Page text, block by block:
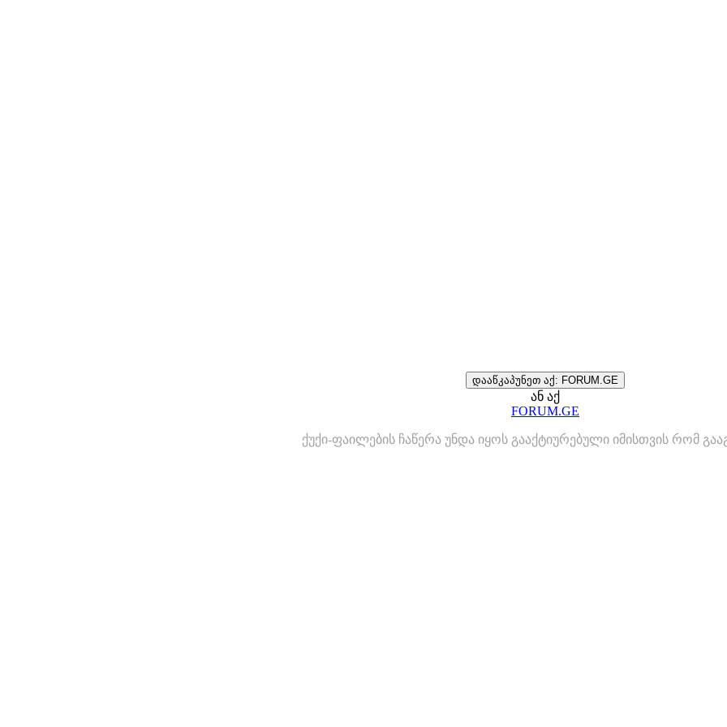
დააწკაპუნეთ აქ: FORUM.GE
ან აქ
FORUM.GE
ქუქი-ფაილების ჩაწერა უნდა იყოს გააქტიურებული იმისთვის რომ